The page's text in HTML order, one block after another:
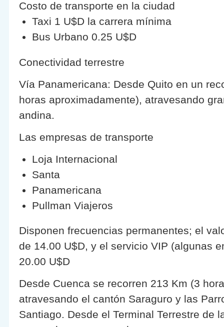
Costo de transporte en la ciudad
Taxi 1 U$D la carrera mínima
Bus Urbano 0.25 U$D
Conectividad terrestre
Vía Panamericana: Desde Quito en un
horas aproximadamente), atravesando
andina.
Las empresas de transporte
Loja Internacional
Santa
Panamericana
Pullman Viajeros
Disponen frecuencias permanentes; el
de 14.00 U$D, y el servicio VIP (algunas
20.00 U$D
Desde Cuenca se recorren 213 Km (3
atravesando el cantón Saraguro y las
Santiago. Desde el Terminal Terrestre de